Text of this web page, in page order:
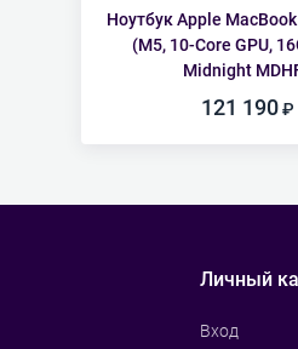
Ноутбук Apple
(M5, 10-Core GPU,
Midnight
121 190
Личный
Вход